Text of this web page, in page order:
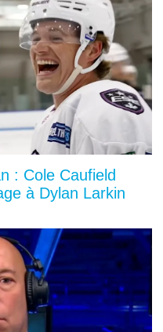
: Cole Caufield
à Dylan Larkin